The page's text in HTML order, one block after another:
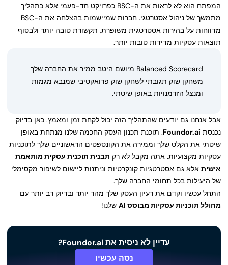
המפתח הוא לא לראות את ה-BSC כפרויקט חד-פעמי אלא כתהליך
מתמשך של ניהול אסטרטגי. חברות שמיישמות בהצלחה את ה-BSC
מדווחות על בהירות אסטרטגית משופרת, תקשורת טובה יותר ולבסוף
תוצאות עסקיות מדידות טובות יותר.
Balanced Scorecard מיושם היטב ממיר את החברה שלך
משחקן שוק תגובתי לשחקן שוק פרואקטיבי שמנבא מגמות
ומנצל הזדמנויות באופן שיטתי.
אבל אנחנו גם יודעים שהתהליך הזה יכול לקחת זמן ומאמץ. כאן בדיוק
נכנסת Foundor.ai. תוכנת תכנון העסק החכמה שלנו מנתחת באופן
שיטתי את הקלט שלך וממירה את הקונספטים הראשוניים שלך לתוכניות
עסקיות מקצועיות. אתה מקבל לא רק תבנית תוכנית עסקית מותאמת
אישית אלא גם אסטרטגיות קונקרטיות וניתנות ליישום לשיפור מקסימלי
של היעילות בכל תחומי החברה שלך.
התחל עכשיו וקדם את רעיון העסק שלך מהר יותר ובדיוק רב יותר עם
מחולל תוכניות עסקיות מבוסס AI
שלנו!
עדיין לא ניסית את Foundor.ai?
נסה עכשיו